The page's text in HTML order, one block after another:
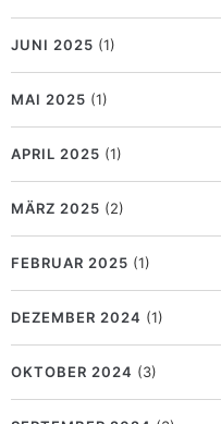
JUNI 2025 (1)
MAI 2025 (1)
APRIL 2025 (1)
MÄRZ 2025 (2)
FEBRUAR 2025 (1)
DEZEMBER 2024 (1)
OKTOBER 2024 (3)